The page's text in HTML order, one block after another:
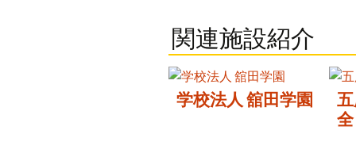
関連施設紹介
学校法人 舘田学園